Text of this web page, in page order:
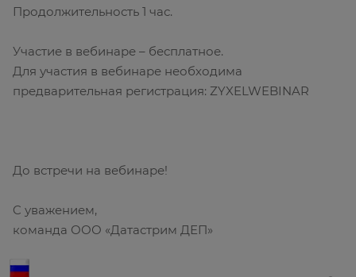
Продолжительность 1 час.
Участие в вебинаре – бесплатное.
Для участия в вебинаре необходима
предварительная регистрация: ZYXELWEBINAR
До встречи на вебинаре!
C уважением,
команда ООО «Датастрим ДЕП»